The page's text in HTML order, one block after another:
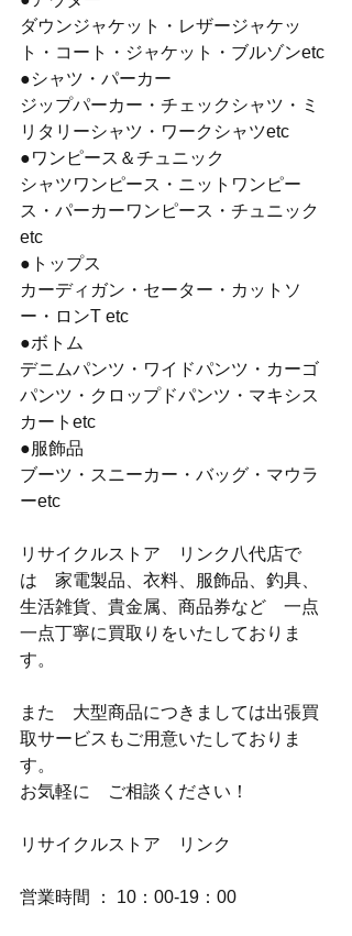
ダウンジャケット・レザージャケッ
ト・コート・ジャケット・ブルゾンetc
●シャツ・パーカー
ジップパーカー・チェックシャツ・ミ
リタリーシャツ・ワークシャツetc
●ワンピース＆チュニック
シャツワンピース・ニットワンピー
ス・パーカーワンピース・チュニック
etc
●トップス
カーディガン・セーター・カットソ
ー・ロンT etc
●ボトム
デニムパンツ・ワイドパンツ・カーゴ
パンツ・クロップドパンツ・マキシス
カートetc
●服飾品
ブーツ・スニーカー・バッグ・マウラ
ーetc
リサイクルストア　リンク八代店で
は　家電製品、衣料、服飾品、釣具、
生活雑貨、貴金属、商品券など　一点
一点丁寧に買取りをいたしておりま
す。
また　大型商品につきましては出張買
取サービスもご用意いたしておりま
す。
お気軽に　ご相談ください！
リサイクルストア　リンク
営業時間 ： 10：00-19：00